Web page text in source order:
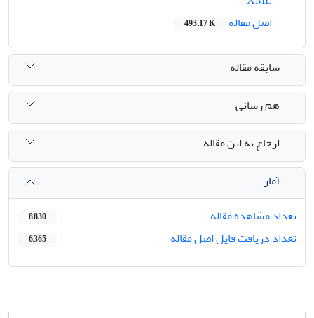
اصل مقاله
493.17 K
سابقه مقاله
هم رسانی
ارجاع به این مقاله
آمار
تعداد مشاهده مقاله
8,830
تعداد دریافت فایل اصل مقاله 6,365